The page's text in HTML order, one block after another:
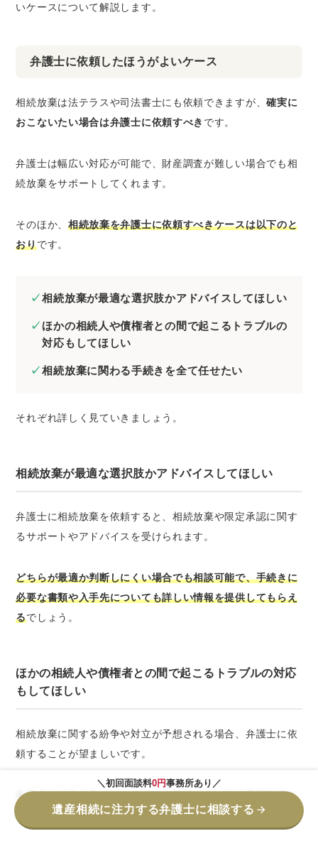
いケースについて解説します。
弁護士に依頼したほうがよいケース
相続放棄は法テラスや司法書士にも依頼できますが、確実に
おこないたい場合は弁護士に依頼すべき です。
弁護士は幅広い対応が可能で、財産調査が難しい場合でも相
続放棄をサポートしてくれます。
そのほか、 相続放棄を弁護士に依頼すべきケースは以下のと
おりです。
相続放棄が最適な選択肢かアドバイスしてほしい
ほかの相続人や債権者との間で起こるトラブルの
対応もしてほしい
相続放棄に関わる手続きを全て任せたい
それぞれ詳しく見ていきましょう。
相続放棄が最適な選択肢かアドバイスしてほしい
弁護士に相続放棄を依頼すると、相続放棄や限定承認に関す
るサポートやアドバイスを受けられます。
どちらが最適か判断しにくい場合でも相談可能で、手続きに
必要な書類や入手先についても詳しい情報を提供してもらえ
るでしょう。
ほかの相続人や債権者との間で起こるトラブルの対応
もしてほしい
相続放棄に関する紛争や対立が予想される場合、弁護士に依
頼することが望ましいです。
弁護士は法的な争いやトラブルを解決するための専門知識と
経験を持ち、代理人として交渉や訴訟をおこないます。
＼初回面談料0円事務所あり／
遺産相続に注力する弁護士に相談する